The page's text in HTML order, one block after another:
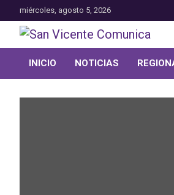
al
contenido
miércoles, agosto 5, 2026
San Vicente
Toda la actualidad noticiosa de
INICIO
NOTICIAS